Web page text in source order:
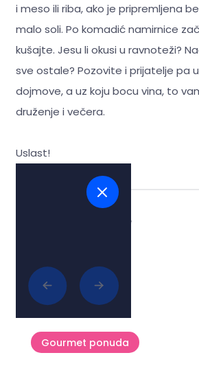
i meso ili riba, ako je pripremljena
malo soli. Po komadić namirnice
kušajte. Jesu li okusi u ravnoteži?
sve ostale? Pozovite i prijatelje pa
dojmove, a uz koju bocu vina, to
druženje i večera.
Uslast!
#maslinovo ulje
Povezani članci
Gourmet ponuda